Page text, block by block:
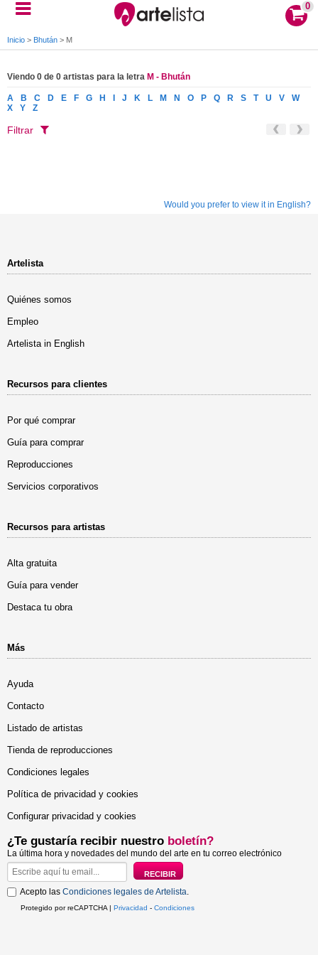
0
Inicio > Bhután > M
Viendo 0 de 0 artistas para la letra M - Bhután
A B C D E F G H J K L M N O P Q R S T U V
W
X
Y Z
Filtrar
Would you prefer to view it in English?
Artelista
Quiénes somos
Empleo
Artelista in English
Recursos para clientes
Por qué comprar
Guía para comprar
Reproducciones
Servicios corporativos
Recursos para artistas
Alta gratuita
Guía para vender
Destaca tu obra
Más
Ayuda
Contacto
Listado de artistas
Tienda de reproducciones
Condiciones legales
Política de privacidad y cookies
Configurar privacidad y cookies
¿Te gustaría recibir nuestro boletín?
La última hora y novedades del mundo del arte en tu correo electrónico
Acepto las Condiciones legales de Artelista.
Protegido por reCAPTCHA | Privacidad - Condiciones